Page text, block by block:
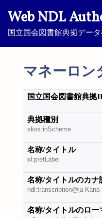
Web NDL
国立国会図書館典拠デー
マネーロン
国立国会図書館典拠
典拠種別
skos:inScheme
名称/タイトル
xl:prefLabel
名称/タイトルのカナ
ndl:transcription@ja-Kana
名称/タイトルのロー